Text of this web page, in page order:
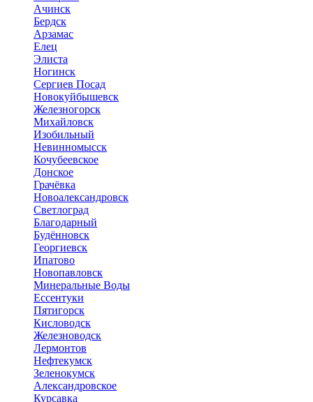
Ачинск
Бердск
Арзамас
Елец
Элиста
Ногинск
Сергиев Посад
Новокуйбышевск
Железногорск
Михайловск
Изобильный
Невинномысск
Кочубеевское
Донское
Грачёвка
Новоалександровск
Светлоград
Благодарный
Будённовск
Георгиевск
Ипатово
Новопавловск
Минеральные Воды
Ессентуки
Пятигорск
Кисловодск
Железноводск
Лермонтов
Нефтекумск
Зеленокумск
Александровское
Курсавка